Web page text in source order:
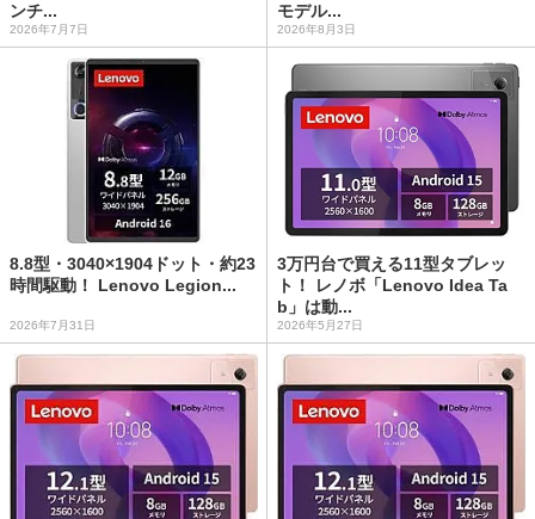
ンチ...
2026年7月7日
モデル...
2026年8月3日
8.8型・3040×1904ドット・約23
時間駆動！ Lenovo Legion...
2026年7月31日
3万円台で買える11型タブレッ
ト！ レノボ「Lenovo Idea Ta
b」は動...
2026年5月27日